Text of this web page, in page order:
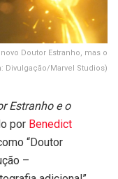
Doutor Estranho, mas o
Divulgação/Marvel Studios)
Estranho e o
por Benedict
“Doutor
–